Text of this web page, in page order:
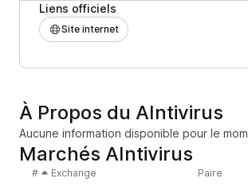
Liens officiels
Site internet
À Propos du AIntivirus
Aucune information disponible pour le
Marchés AIntivirus
# Exchange Paire